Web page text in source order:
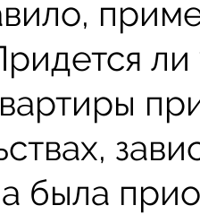
ли
была